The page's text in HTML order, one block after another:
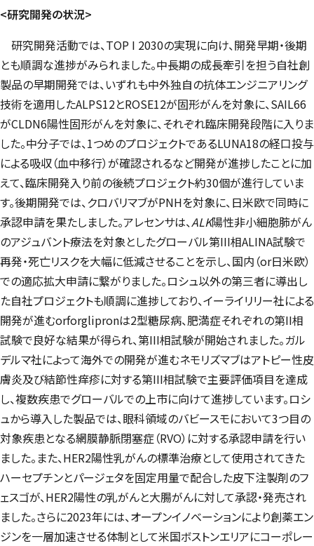
<研究開発の状況>
研究開発活動では、TOP I 2030の実現に向け、開発早期・後期
とも順調な進捗がみられました。中長期の成長牽引を担う自社創
製品の早期開発では、いずれも中外独自の抗体エンジニアリング
技術を適用したALPS12とROSE12が固形がんを対象に、SAIL66
がCLDN6陽性固形がんを対象に、それぞれ臨床開発段階に入りま
した。中分子では、1つめのプロジェクトであるLUNA18の経口投与
による吸収（血中移行）が確認されるなど開発が進捗したことに加
えて、臨床開発入り前の後続プロジェクト約30個が進行していま
す。後期開発では、クロバリマブがPNHを対象に、日米欧で同時に
承認申請を果たしました。アレセンサは、ALK陽性非小細胞肺がん
のアジュバント療法を対象としたグローバル第III相ALINA試験で
再発・死亡リスクを大幅に低減させることを示し、国内（or日米欧）
での適応拡大申請に繋がりました。ロシュ以外の第三者に導出し
た自社プロジェクトも順調に進捗しており、イーライリリー社による
開発が進むorforglipronは2型糖尿病、肥満症それぞれの第II相
試験で良好な結果が得られ、第III相試験が開始されました。ガル
デルマ社によって海外での開発が進むネモリズマブはアトピー性皮
膚炎及び結節性痒疹に対する第III相試験で主要評価項目を達成
し、複数疾患でグローバルでの上市に向けて進捗しています。ロシ
ュから導入した製品では、眼科領域のバビースモにおいて3つ目の
対象疾患となる網膜静脈閉塞症（RVO）に対する承認申請を行い
ました。また、HER2陽性乳がんの標準治療として使用されてきた
ハーセプチンとパージェタを固定用量で配合した皮下注製剤のフ
ェスゴが、HER2陽性の乳がんと大腸がんに対して承認・発売され
ました。さらに2023年には、オープンイノベーションにより創薬エン
ジンを一層加速させる体制として米国ボストンエリアにコーポレー